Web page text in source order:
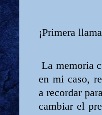
¡Primera
La memoria
en mi caso,
a recordar
cambiar el